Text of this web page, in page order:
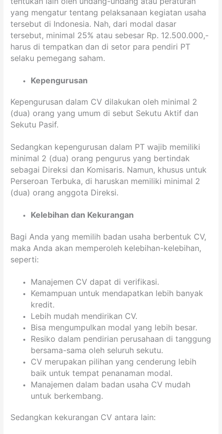
yang mengatur tentang pelaksanaan kegiatan usaha
tersebut di Indonesia. Nah, dari modal dasar
tersebut, minimal 25% atau sebesar Rp. 12.500.000,-
harus di tempatkan dan di setor para pendiri PT
selaku pemegang saham.
Kepengurusan
Kepengurusan dalam CV dilakukan oleh minimal 2
(dua) orang yang umum di sebut Sekutu Aktif dan
Sekutu Pasif.
Sedangkan kepengurusan dalam PT wajib memiliki
minimal 2 (dua) orang pengurus yang bertindak
sebagai Direksi dan Komisaris. Namun, khusus untuk
Perseroan Terbuka, di haruskan memiliki minimal 2
(dua) orang anggota Direksi.
Kelebihan dan Kekurangan
Bagi Anda yang memilih badan usaha berbentuk CV,
maka Anda akan memperoleh kelebihan-kelebihan,
seperti:
Manajemen CV dapat di verifikasi.
Kemampuan untuk mendapatkan lebih banyak
kredit.
Lebih mudah mendirikan CV.
Bisa mengumpulkan modal yang lebih besar.
Resiko dalam pendirian perusahaan di tanggung
bersama-sama oleh seluruh sekutu.
CV merupakan pilihan yang cenderung lebih
baik untuk tempat penanaman modal.
Manajemen dalam badan usaha CV mudah
untuk berkembang.
Sedangkan kekurangan CV antara lain: